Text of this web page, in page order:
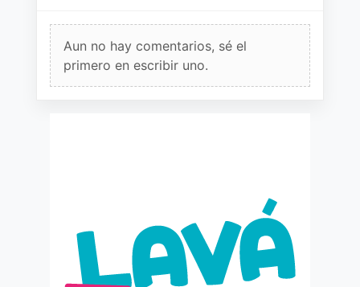
Aun no hay comentarios, sé el
primero en escribir uno.